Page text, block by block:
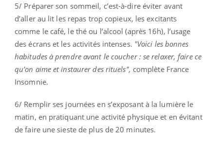
5/ Préparer son sommeil, c’est-à-dire éviter avant
d’aller au lit les repas trop copieux, les excitants
comme le café, le thé ou l’alcool (après 16h), l’usage
des écrans et les activités intenses. "Voici les bonnes
habitudes à prendre avant le coucher : se relaxer, faire ce
qu’on aime et instaurer des rituels", complète France
Insomnie.
6/ Remplir ses journées en s’exposant à la lumière le
matin, en pratiquant une activité physique et en évitant
de faire une sieste de plus de 20 minutes.